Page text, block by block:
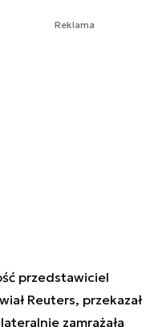
Reklama
przedstawiciel
Reuters, przekazał
zamrażała